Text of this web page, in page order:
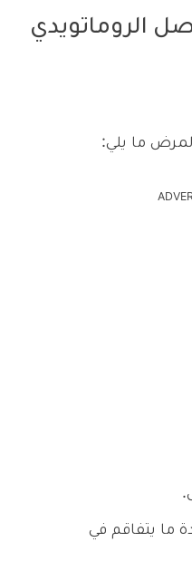
الروماتويدي
ما يلي:
ما يتفاقم في